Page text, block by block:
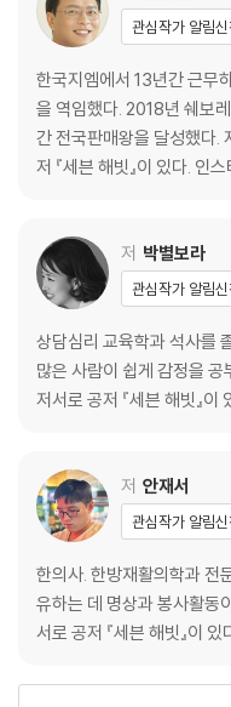
6. 인생의 방향은 내가 정한다
HABIT 3. 시간 관리로 인생
1. 기다림과 여유도 때론 고통
2. 효율성을 위해 시간 관리를
5. 습관 + 습관 = 시간활용 극
6. 가족과 주변에 선한 영향력
HABIT 4. 식습관이 당신의
1. 달면 삼키고, 쓰면 뱉는 것
4. 축적된 좋은 식습관이 건강
5. 천천히 먹는 음식이 보약이
6. 꾸준히 식습관을 잘 들이기
HABIT 5. 운동으로 성취감을
2. 단순한 운동부터 시작하라
관심작가 알림신
한국지엠에서 13년간 근무
을 역임했다. 2018년 쉐보
간 전국판매왕을 달성했다.
저 『세븐 해빗』이 있다.
저 박별보라
관심작가 알림신
상담심리 교육학과 석사를
많은 사람이 쉽게 감정을
저서로 공저 『세븐 해빗』
저 안재서
관심작가 알림신
한의사. 한방재활의학과 전
유하는 데 명상과 봉사활동
서로 공저 『세븐 해빗』이